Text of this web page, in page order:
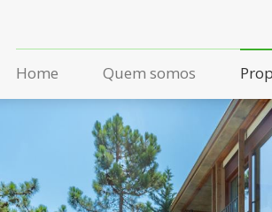
Home Quem somos